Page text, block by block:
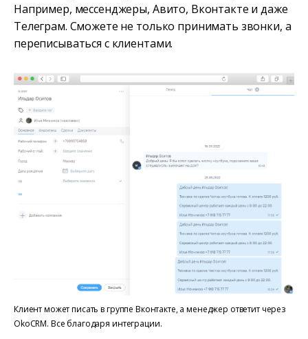
Например, мессенджеры, Авито, Вконтакте и даже
Телеграм. Сможете не только принимать звонки, а
переписываться с клиентами.
Клиент может писать в группе Вконтакте, а менеджер ответит через
OkoCRM. Все благодаря интеграции.